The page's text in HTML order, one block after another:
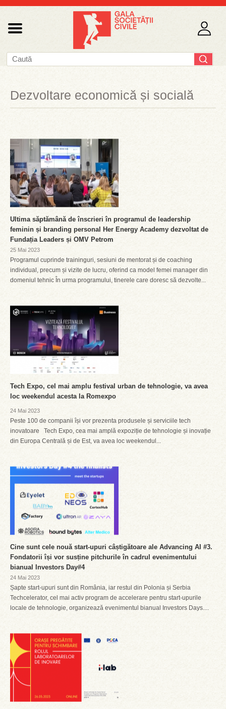
Dezvoltare economică și socială
Ultima săptămână de înscrieri în programul de leadership
feminin și branding personal Her Energy Academy dezvoltat de
Fundația Leaders și OMV Petrom
25 Mai 2023
Programul cuprinde traininguri, sesiuni de mentorat și de coaching
individual, precum și vizite de lucru, oferind ca model femei manager din
domeniul tehnic În urma programului, tinerele care doresc să dezvolte...
Tech Expo, cel mai amplu festival urban de tehnologie, va avea
loc weekendul acesta la Romexpo
24 Mai 2023
Peste 100 de companii își vor prezenta produsele și serviciile tech
inovatoare Tech Expo, cea mai amplă expoziție de tehnologie și inovație
din Europa Centrală și de Est, va avea loc weekendul...
Cine sunt cele nouă start-upuri câștigătoare ale Advancing AI #3.
Fondatorii își vor susține pitchurile în cadrul evenimentului
bianual Investors Day#4
24 Mai 2023
Șapte start-upuri sunt din România, iar restul din Polonia și Serbia
Techcelerator, cel mai activ program de accelerare pentru start-upurile
locale de tehnologie, organizează evenimentul bianual Investors Days....